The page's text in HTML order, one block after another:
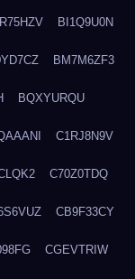
BI1Q9U0N
BM7M6ZF3
BQXYURQU
C1RJ8N9V
C70Z0TDQ
CB9F33CY
CGEVTRIW